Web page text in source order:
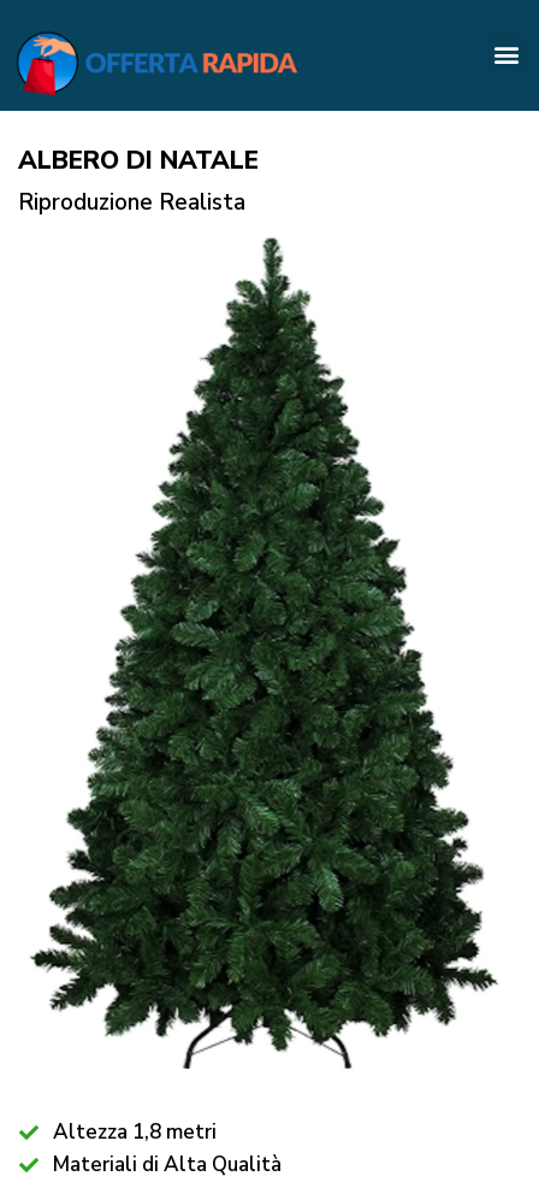
ALBERO DI NATALE
Riproduzione Realista
Altezza 1,8 metri
Materiali di Alta Qualità